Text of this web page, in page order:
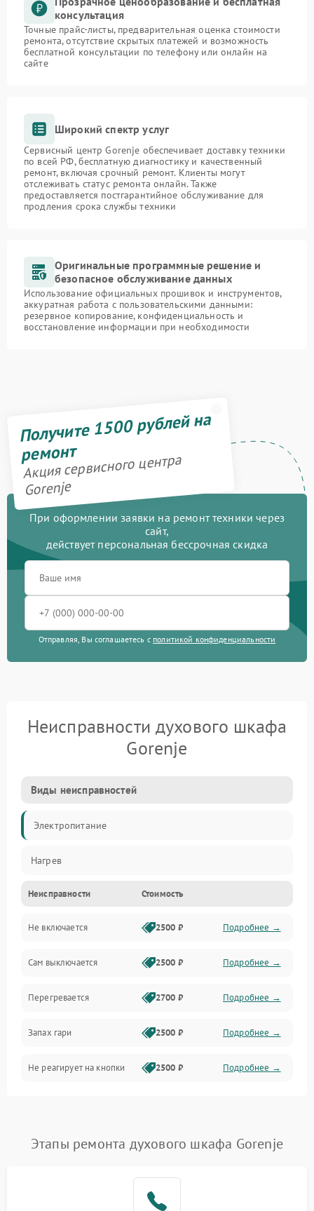
консультация
Точные прайс-листы, предварительная оценка стоимости
ремонта, отсутствие скрытых платежей и возможность
бесплатной консультации по телефону или онлайн на
сайте
Широкий спектр услуг
Сервисный центр Gorenje обеспечивает доставку техники
по всей РФ, бесплатную диагностику и качественный
ремонт, включая срочный ремонт. Клиенты могут
отслеживать статус ремонта онлайн. Также
предоставляется постгарантийное обслуживание для
продления срока службы техники
Оригинальные программные решение и
безопасное обслуживание данных
Использование официальных прошивок и инструментов,
аккуратная работа с пользовательскими данными:
резервное копирование, конфиденциальность и
восстановление информации при необходимости
Получите 1500 рублей на
ремонт
Акция сервисного центра
Gorenje
При оформлении заявки на ремонт техники через
сайт,
действует персональная бессрочная скидка
Отправляя, Вы соглашаетесь с политикой конфиденциальности
Неисправности духового шкафа
Gorenje
Виды неисправностей
Электропитание
Нагрев
Неисправности Стоимость
Не включается 2500 ₽ Подробнее →
Сам выключается 2500 ₽ Подробнее →
Перегревается 2700 ₽ Подробнее →
Запах гари 2500 ₽ Подробнее →
Не реагирует на кнопки 2500 ₽ Подробнее →
Этапы ремонта духового шкафа Gorenje